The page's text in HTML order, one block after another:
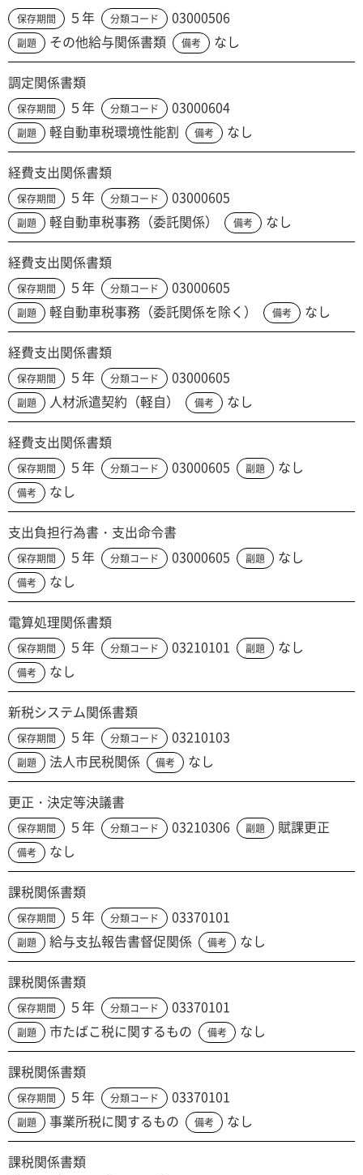
保存期間 ５年 分類コード 03000506
副題 その他給与関係書類 備考 なし
調定関係書類
保存期間 ５年 分類コード 03000604
副題 軽自動車税環境性能割 備考 なし
経費支出関係書類
保存期間 ５年 分類コード 03000605
副題 軽自動車税事務（委託関係） 備考 なし
経費支出関係書類
保存期間 ５年 分類コード 03000605
副題 軽自動車税事務（委託関係を除く） 備考 なし
経費支出関係書類
保存期間 ５年 分類コード 03000605
副題 人材派遣契約（軽自） 備考 なし
経費支出関係書類
保存期間 ５年 分類コード 03000605 副題 なし
備考 なし
支出負担行為書・支出命令書
保存期間 ５年 分類コード 03000605 副題 なし
備考 なし
電算処理関係書類
保存期間 ５年 分類コード 03210101 副題 なし
備考 なし
新税システム関係書類
保存期間 ５年 分類コード 03210103
副題 法人市民税関係 備考 なし
更正・決定等決議書
保存期間 ５年 分類コード 03210306 副題 賦課更正
備考 なし
課税関係書類
保存期間 ５年 分類コード 03370101
副題 給与支払報告書督促関係 備考 なし
課税関係書類
保存期間 ５年 分類コード 03370101
副題 市たばこ税に関するもの 備考 なし
課税関係書類
保存期間 ５年 分類コード 03370101
副題 事業所税に関するもの 備考 なし
課税関係書類